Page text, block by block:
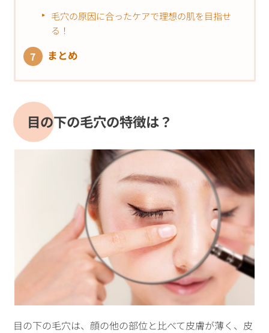
毛穴の原因に合ったケアで理想の肌を目指せ
る！
まとめ
目の下の毛穴の特徴は？
目の下の毛穴は、顔の他の部位と比べて皮膚が薄く、皮